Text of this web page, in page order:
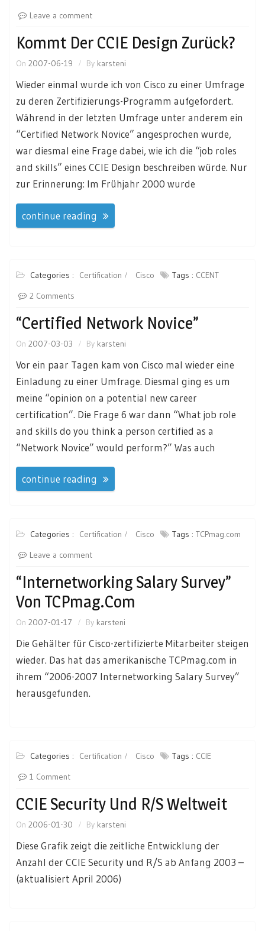
Leave a comment
Kommt Der CCIE Design Zurück?
On 2007-06-19 By karsteni
Wieder einmal wurde ich von Cisco zu einer Umfrage
zu deren Zertifizierungs-Programm aufgefordert.
Während in der letzten Umfrage unter anderem ein
“Certified Network Novice” angesprochen wurde,
war diesmal eine Frage dabei, wie ich die “job roles
and skills” eines CCIE Design beschreiben würde. Nur
zur Erinnerung: Im Frühjahr 2000 wurde
continue reading
Categories : Certification Cisco Tags : CCENT
2 Comments
“Certified Network Novice”
On 2007-03-03 By karsteni
Vor ein paar Tagen kam von Cisco mal wieder eine
Einladung zu einer Umfrage. Diesmal ging es um
meine “opinion on a potential new career
certification”. Die Frage 6 war dann “What job role
and skills do you think a person certified as a
“Network Novice” would perform?” Was auch
continue reading
Categories : Certification Cisco Tags : TCPmag.com
Leave a comment
“Internetworking Salary Survey”
Von TCPmag.com
On 2007-01-17 By karsteni
Die Gehälter für Cisco-zertifizierte Mitarbeiter steigen
wieder. Das hat das amerikanische TCPmag.com in
ihrem “2006-2007 Internetworking Salary Survey”
herausgefunden.
Categories : Certification Cisco Tags : CCIE
1 Comment
CCIE Security Und R/S Weltweit
On 2006-01-30 By karsteni
Diese Grafik zeigt die zeitliche Entwicklung der
Anzahl der CCIE Security und R/S ab Anfang 2003 –
(aktualisiert April 2006)